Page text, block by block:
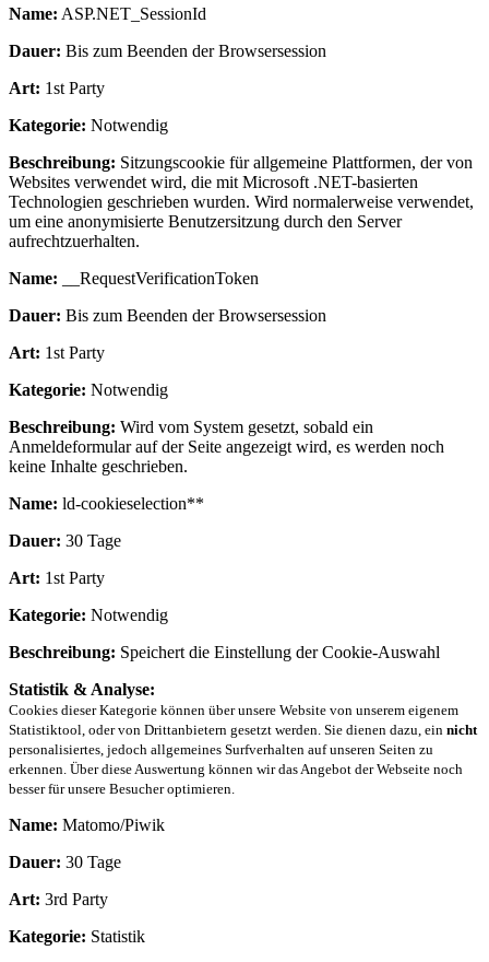
Name: ASP.NET_SessionId
Dauer: Bis zum Beenden der Browsersession
Art: 1st Party
Kategorie: Notwendig
Beschreibung: Sitzungscookie für allgemeine Plattformen, der von
Websites verwendet wird, die mit Microsoft .NET-basierten
Technologien geschrieben wurden. Wird normalerweise verwendet,
um eine anonymisierte Benutzersitzung durch den Server
aufrechtzuerhalten.
Name: __RequestVerificationToken
Dauer: Bis zum Beenden der Browsersession
Art: 1st Party
Kategorie: Notwendig
Beschreibung: Wird vom System gesetzt, sobald ein
Anmeldeformular auf der Seite angezeigt wird, es werden noch
keine Inhalte geschrieben.
Name: ld-cookieselection**
Dauer: 30 Tage
Art: 1st Party
Kategorie: Notwendig
Beschreibung: Speichert die Einstellung der Cookie-Auswahl
Statistik & Analyse:
Cookies dieser Kategorie können über unsere Website von unserem eigenem
Statistiktool, oder von Drittanbietern gesetzt werden. Sie dienen dazu, ein nicht
personalisiertes, jedoch allgemeines Surfverhalten auf unseren Seiten zu
erkennen. Über diese Auswertung können wir das Angebot der Webseite noch
besser für unsere Besucher optimieren.
Name: Matomo/Piwik
Dauer: 30 Tage
Art: 3rd Party
Kategorie: Statistik